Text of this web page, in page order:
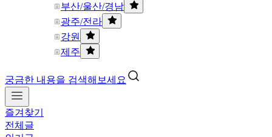
부산/울산/경남
광주/전라
강원
제주
궁금한 내용을 검색해보세요
즐겨찾기
전체글